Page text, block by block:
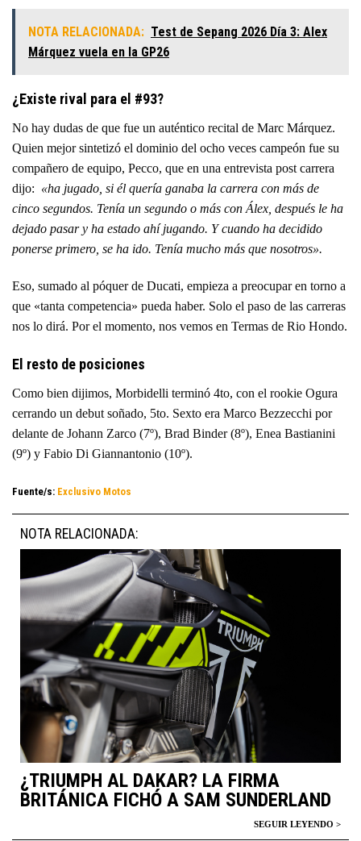
NOTA RELACIONADA: Test de Sepang 2026 Día 3: Alex
Márquez vuela en la GP26
¿Existe rival para el #93?
No hay dudas de que fue un auténtico recital de Marc Márquez.
Quien mejor sintetizó el dominio del ocho veces campeón fue su
compañero de equipo, Pecco, que en una entrevista post carrera
dijo: «ha jugado, si él quería ganaba la carrera con más de
cinco segundos. Tenía un segundo o más con Álex, después le ha
dejado pasar y ha estado ahí jugando. Y cuando ha decidido
ponerse primero, se ha ido. Tenía mucho más que nosotros».
Eso, sumado al póquer de Ducati, empieza a preocupar en torno a
que «tanta competencia» pueda haber. Solo el paso de las carreras
nos lo dirá. Por el momento, nos vemos en Termas de Rio Hondo.
El resto de posiciones
Como bien dijimos, Morbidelli terminó 4to, con el rookie Ogura
cerrando un debut soñado, 5to. Sexto era Marco Bezzecchi por
delante de Johann Zarco (7º), Brad Binder (8º), Enea Bastianini
(9º) y Fabio Di Giannantonio (10º).
Fuente/s: Exclusivo Motos
NOTA RELACIONADA:
¿TRIUMPH AL DAKAR? LA FIRMA
BRITÁNICA FICHÓ A SAM SUNDERLAND